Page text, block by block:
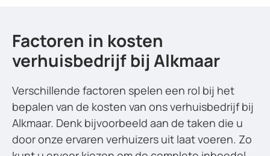
Factoren in kosten
verhuisbedrijf bij Alkmaar
Verschillende factoren spelen een rol bij het
bepalen van de kosten van ons verhuisbedrijf bij
Alkmaar. Denk bijvoorbeeld aan de taken die u
door onze ervaren verhuizers uit laat voeren. Zo